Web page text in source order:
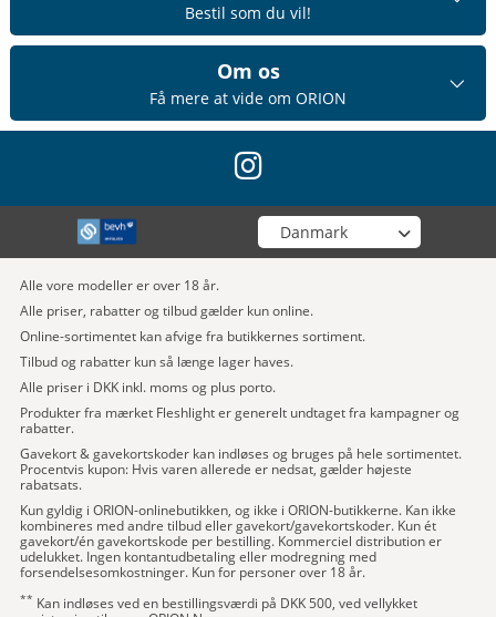
Bestil som du vil!
Om os
Få mere at vide om ORION
instagram
Vælg din butik
Alle vore modeller er over 18 år.
Alle priser, rabatter og tilbud gælder kun online.
Online-sortimentet kan afvige fra butikkernes sortiment.
Tilbud og rabatter kun så længe lager haves.
Alle priser i DKK inkl. moms og plus porto.
Produkter fra mærket Fleshlight er generelt undtaget fra kampagner og
rabatter.
Gavekort & gavekortskoder kan indløses og bruges på hele sortimentet.
Procentvis kupon: Hvis varen allerede er nedsat, gælder højeste
rabatsats.
Kun gyldig i ORION-onlinebutikken, og ikke i ORION-butikkerne. Kan ikke
kombineres med andre tilbud eller gavekort/gavekortskoder. Kun ét
gavekort/én gavekortskode per bestilling. Kommerciel distribution er
udelukket. Ingen kontantudbetaling eller modregning med
forsendelsesomkostninger. Kun for personer over 18 år.
** Kan indløses ved en bestillingsværdi på DKK 500, ved vellykket